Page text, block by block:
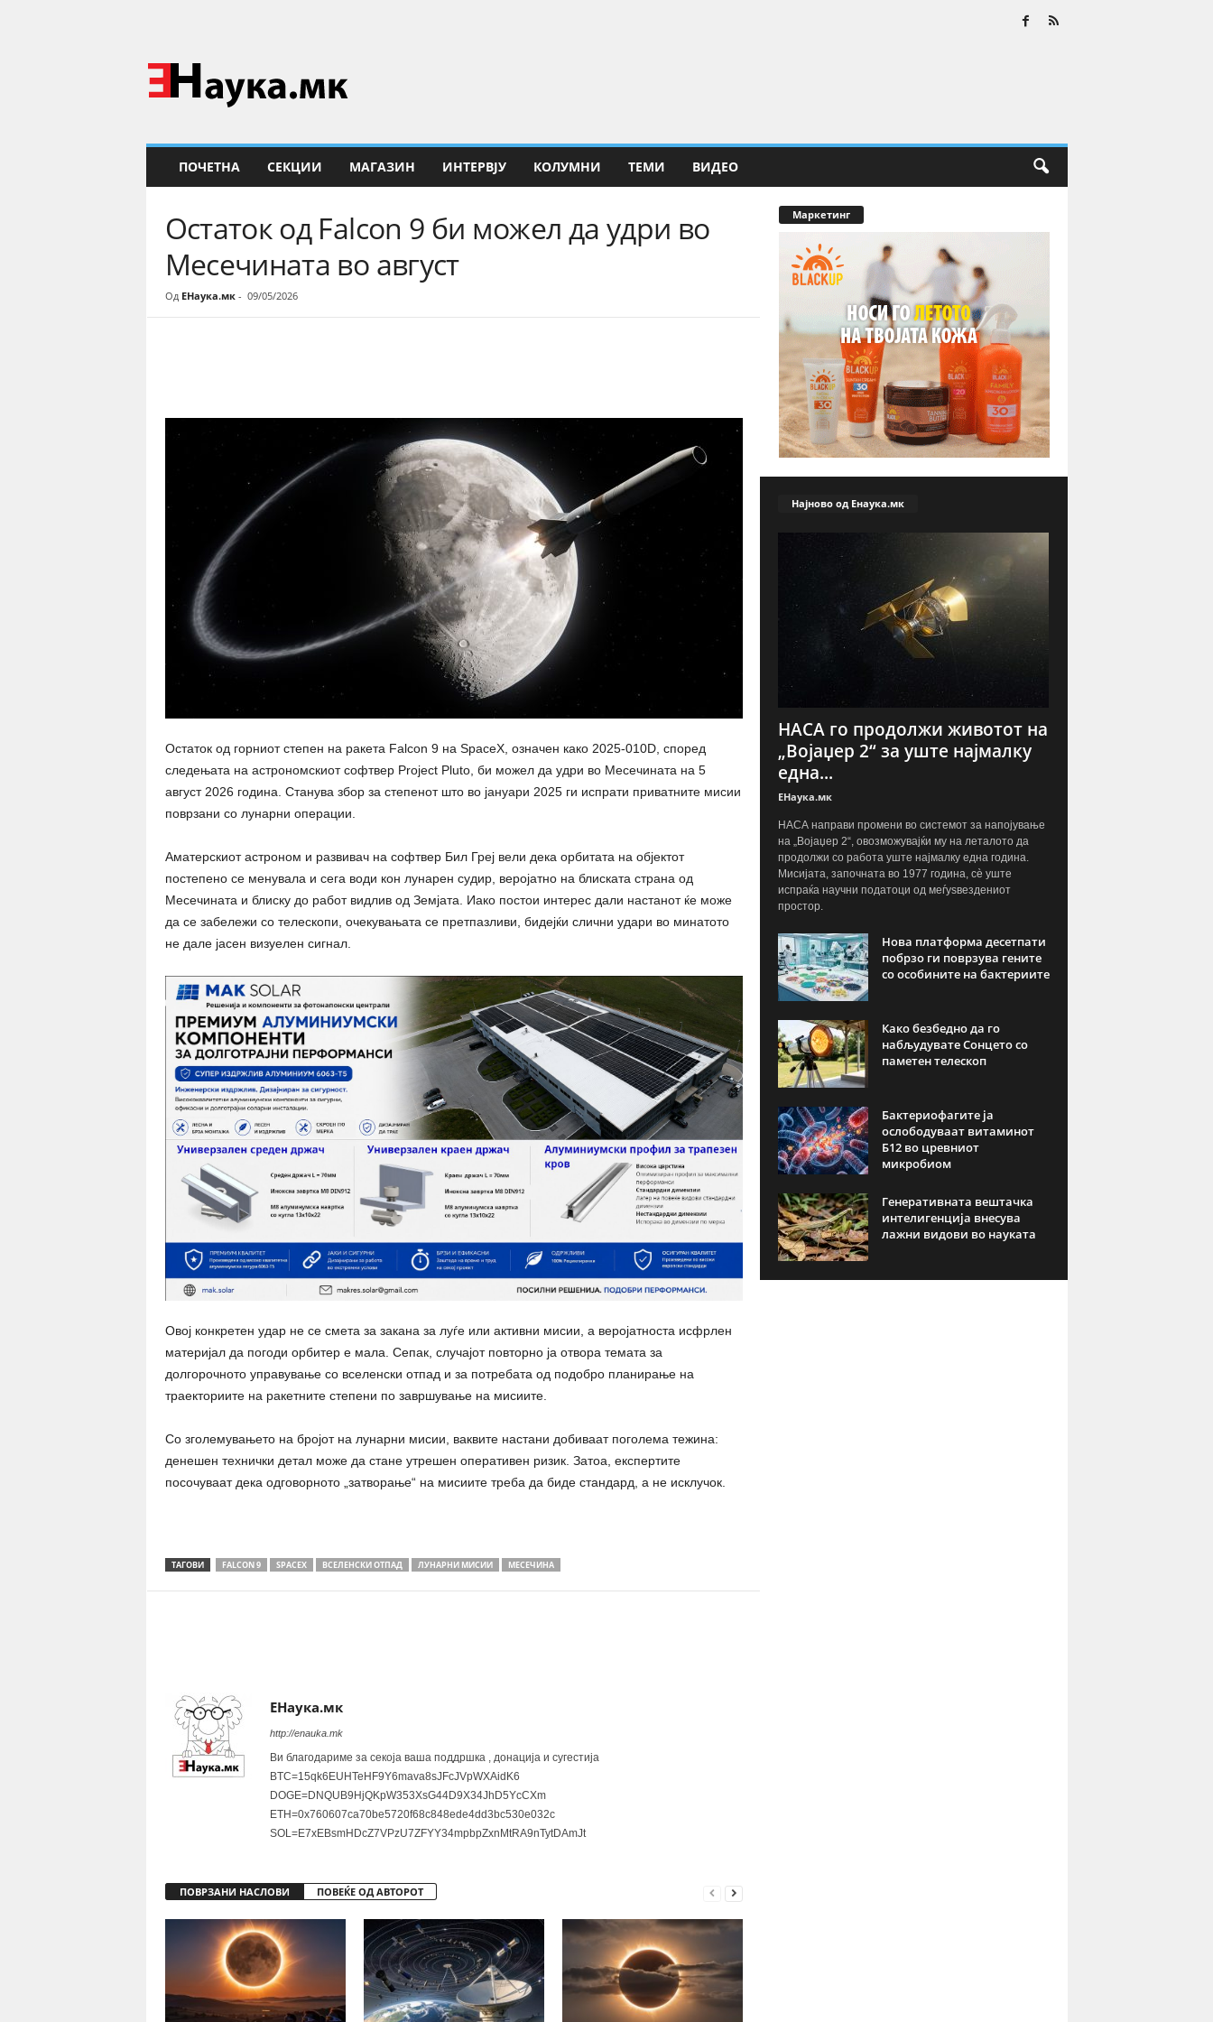
Н
а
у
ПОЧЕТНА СЕКЦИИ МАГАЗИН ИНТЕРВЈУ КОЛУМНИ ТЕМИ ВИДЕО
Остаток од Falcon 9 би можел да удри во
Месечината во август
Од ЕНаука.мк- 09/05/2026
Остаток од горниот степен на ракета Falcon 9 на SpaceX, означен како 2025-010D, според
следењата на астрономскиот софтвер Project Pluto, би можел да удри во Месечината на 5
август 2026 година. Станува збор за степенот што во јануари 2025 ги испрати приватните мисии
поврзани со лунарни операции.
Аматерскиот астроном и развивач на софтвер Бил Греј вели дека орбитата на објектот
постепено се менувала и сега води кон лунарен судир, веројатно на блиската страна од
Месечината и блиску до работ видлив од Земјата. Иако постои интерес дали настанот ќе може
да се забележи со телескопи, очекувањата се претпазливи, бидејќи слични удари во минатото
не дале јасен визуелен сигнал.
Овој конкретен удар не се смета за закана за луѓе или активни мисии, а веројатноста исфрлен
материјал да погоди орбитер е мала. Сепак, случајот повторно ја отвора темата за
долгорочното управување со вселенски отпад и за потребата од подобро планирање на
траекториите на ракетните степени по завршување на мисиите.
Со зголемувањето на бројот на лунарни мисии, ваквите настани добиваат поголема тежина:
денешен технички детал може да стане утрешен оперативен ризик. Затоа, експертите
посочуваат дека одговорното „затворање“ на мисиите треба да биде стандард, а не исклучок.
ТАГОВИ FALCON 9 SPACEX ВСЕЛЕНСКИ ОТПАД ЛУНАРНИ МИСИИ МЕСЕЧИНА
ЕНаука.мк
http://enauka.mk
Ви благодариме за секоја ваша поддршка , донација и сугестија
BTC=15qk6EUHTeHF9Y6mava8sJFcJVpWXAidK6
DOGE=DNQUB9HjQKpW353XsG44D9X34JhD5YcCXm
ETH=0x760607ca70be5720f68c848ede4dd3bc530e032c
SOL=E7xEBsmHDcZ7VPzU7ZFYY34mpbpZxnMtRA9nTytDAmJt
ПОВРЗАНИ НАСЛОВИ ПОВЕЌЕ ОД АВТОРОТ
Маркетинг
Најново од Енаука.мк
НАСА го продолжи животот на
„Војаџер 2“ за уште најмалку
една...
ЕНаука.мк
НАСА направи промени во системот за напојување
на „Војаџер 2“, овозможувајќи му на леталото да
продолжи со работа уште најмалку една година.
Мисијата, започната во 1977 година, сè уште
испраќа научни податоци од меѓуѕвездениот
простор.
Нова платформа десетпати
побрзо ги поврзува гените
со особините на бактериите
Како безбедно да го
набљудувате Сонцето со
паметен телескоп
Бактериофагите ја
ослободуваат витаминот
Б12 во цревниот
микробиом
Генеративната вештачка
интелигенција внесува
лажни видови во науката